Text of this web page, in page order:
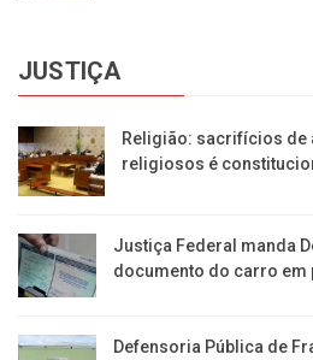
JUSTIÇA
Religião: sacrifícios de
religiosos é
Justiça Federal manda
documento do carro em
Defensoria Pública de